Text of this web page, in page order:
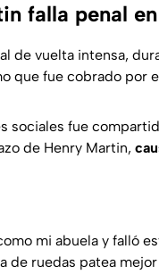
falla penal
de vuelta intensa,
que fue cobrado por
sociales fue
de Henry Martin,
mi abuela y falló
de ruedas patea